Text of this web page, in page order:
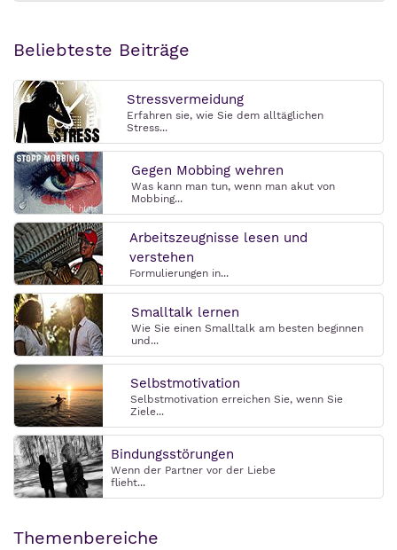
Beliebteste Beiträge
Stressvermeidung
Erfahren sie, wie Sie dem alltäglichen
Stress...
Gegen Mobbing wehren
Was kann man tun, wenn man akut von
Mobbing...
Arbeitszeugnisse lesen und
verstehen
Formulierungen in...
Smalltalk lernen
Wie Sie einen Smalltalk am besten beginnen
und...
Selbstmotivation
Selbstmotivation erreichen Sie, wenn Sie
Ziele...
Bindungsstörungen
Wenn der Partner vor der Liebe
flieht...
Themenbereiche